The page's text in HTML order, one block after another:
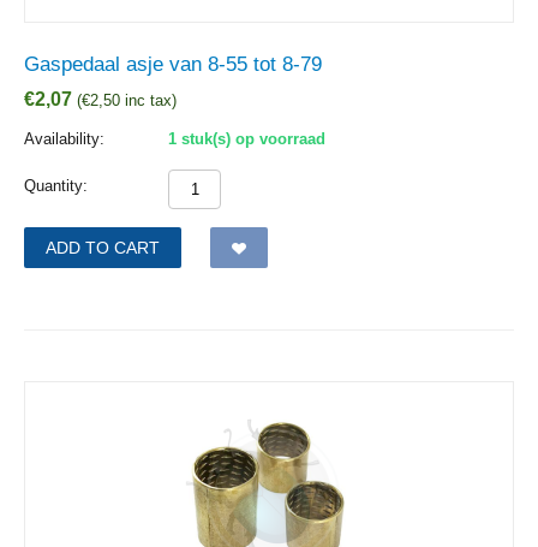
Gaspedaal asje van 8-55 tot 8-79
€2,07 (€2,50 inc tax)
Availability: 1 stuk(s) op voorraad
Quantity:
ADD TO CART